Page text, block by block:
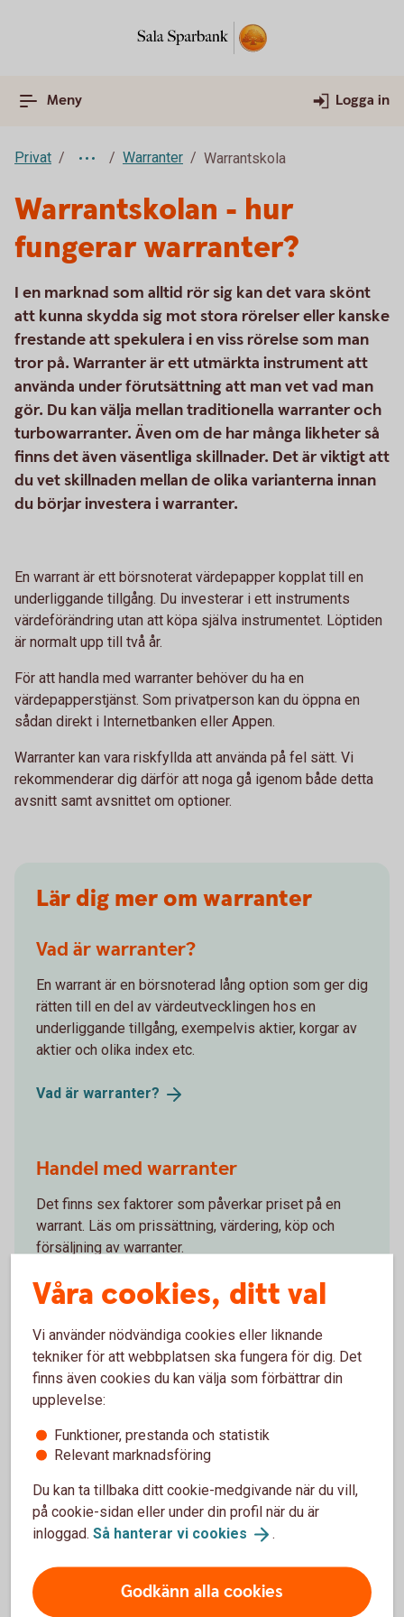
Meny Logga in
Privat Warranter Warrantskola
Warrantskolan - hur
fungerar warranter?
I en marknad som alltid rör sig kan det vara skönt
att kunna skydda sig mot stora rörelser eller kanske
frestande att spekulera i en viss rörelse som man
tror på. Warranter är ett utmärkta instrument att
använda under förutsättning att man vet vad man
gör. Du kan välja mellan traditionella warranter och
turbowarranter. Även om de har många likheter så
finns det även väsentliga skillnader. Det är viktigt att
du vet skillnaden mellan de olika varianterna innan
du börjar investera i warranter.
En warrant är ett börsnoterat värdepapper kopplat till en
underliggande tillgång. Du investerar i ett instruments
värdeförändring utan att köpa själva instrumentet. Löptiden
är normalt upp till två år.
För att handla med warranter behöver du ha en
värdepapperstjänst. Som privatperson kan du öppna en
sådan direkt i Internetbanken eller Appen.
Warranter kan vara riskfyllda att använda på fel sätt. Vi
rekommenderar dig därför att noga gå igenom både detta
avsnitt samt avsnittet om optioner.
Lär dig mer om warranter
Vad är warranter?
En warrant är en börsnoterad lång option som ger dig
rätten till en del av värdeutvecklingen hos en
underliggande tillgång, exempelvis aktier, korgar av
aktier och olika index etc.
Vad är warranter?
Handel med warranter
Det finns sex faktorer som påverkar priset på en
warrant. Läs om prissättning, värdering, köp och
försäljning av warranter.
Handel medwarranter
Risker med warranter
Investeringar på kapitalmarknaden kan medföra
kapitalet. Förutom traditionella risker föreligger
vissa specifika risker för warranter.
Risker medwarranter
Analysverktyg för warranter
Våra cookies, ditt val
Vi använder nödvändiga cookies eller liknande
tekniker för att webbplatsen ska fungera för dig. Det
finns även cookies du kan välja som förbättrar din
upplevelse:
Funktioner, prestanda och statistik
Relevant marknadsföring
Du kan ta tillbaka ditt cookie-medgivande när du vill,
på cookie-sidan eller under din profil när du är
inloggad. Så hanterar vi cookies .
Godkänn alla cookies